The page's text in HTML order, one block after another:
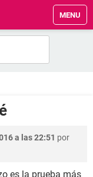
MENU
a las 22:51 por
es la prueba más